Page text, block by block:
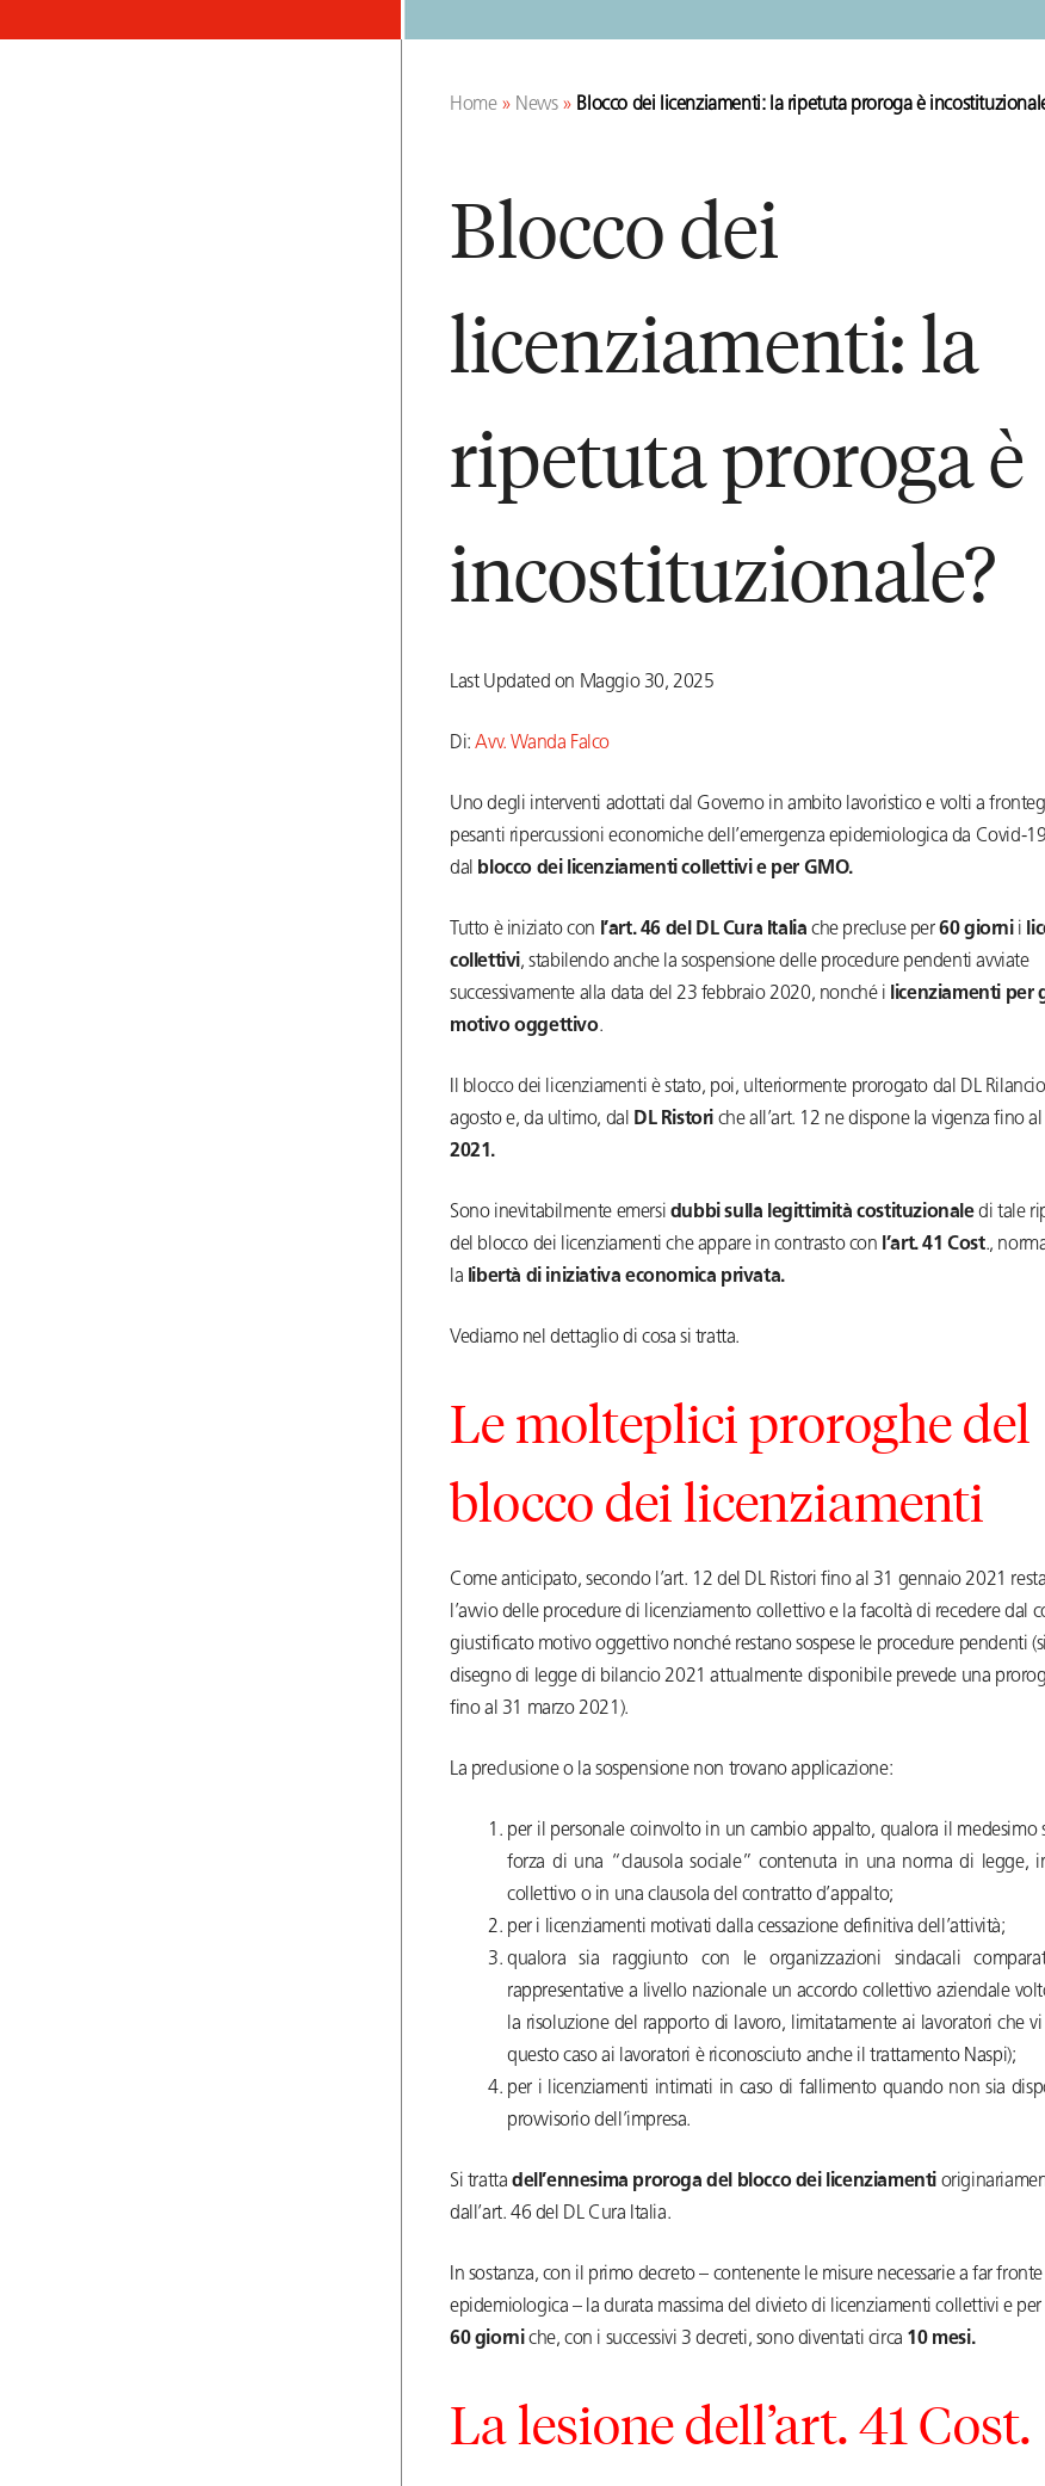
Home» News» Blocco dei licenziamenti: la ripetuta proroga è
Blocco dei
licenziamenti: la
ripetuta proroga è
incostituzionale?
Last Updated on Maggio 30, 2025
Di:Avv. Wanda Falco
Uno degli interventi adottati dal Governo in ambito lavoristico e volti a
pesanti ripercussioni economiche dell’emergenza epidemiologica da Covid-
dal
blocco dei licenziamenti collettivi e per GMO.
Tutto è iniziato con l’art. 46 del DL Cura Italia che precluse per60 giornii
collettivi, stabilendo anche la sospensione delle procedure pendenti avviate
successivamente alla data del 23 febbraio 2020, nonché i licenziamenti per
motivo oggettivo.
Il blocco dei licenziamenti è stato, poi, ulteriormente prorogato dal DL
agosto e, da ultimo, dal
DL Ristori che all’art. 12 ne dispone la vigenza fino
2021.
Sono inevitabilmente emersi dubbi sulla legittimità costituzionaledi tale
del blocco dei licenziamenti che appare in contrasto con l’art. 41 Cost.,
la libertà di iniziativa economica privata.
Vediamo nel dettaglio di cosa si tratta.
Le molteplici proroghe del
blocco dei licenziamenti
Come anticipato, secondo l’art. 12 del DL Ristori fino al 31 gennaio 2021
l’avvio delle procedure di licenziamento collettivo e la facoltà di recedere dal
giustificato motivo oggettivo nonché restano sospese le procedure pendenti
disegno di legge di bilancio 2021 attualmente disponibile prevede una
fino al 31 marzo 2021).
La preclusione o la sospensione non trovano applicazione:
per il personale coinvolto in un cambio appalto, qualora il medesimo
forza di una “clausola sociale” contenuta in una norma di legge,
collettivo o in una clausola del contratto d’appalto;
per i licenziamenti motivati dalla cessazione definitiva dell’attività;
qualora sia raggiunto con le organizzazioni sindacali
rappresentative a livello nazionale un accordo collettivo aziendale
la risoluzione del rapporto di lavoro, limitatamente ai lavoratori che vi
questo caso ai lavoratori è riconosciuto anche il trattamento Naspi);
per i licenziamenti intimati in caso di fallimento quando non sia
provvisorio dell’impresa.
Si tratta dell’ennesima proroga del blocco dei licenziamenti
dall’art. 46 del DL Cura Italia.
In sostanza, con il primo decreto – contenente le misure necessarie a far
epidemiologica – la durata massima del divieto di licenziamenti collettivi e
60 giorniche, con i successivi 3 decreti, sono diventati circa 10 mesi.
La lesione dell’art. 41 Cost.